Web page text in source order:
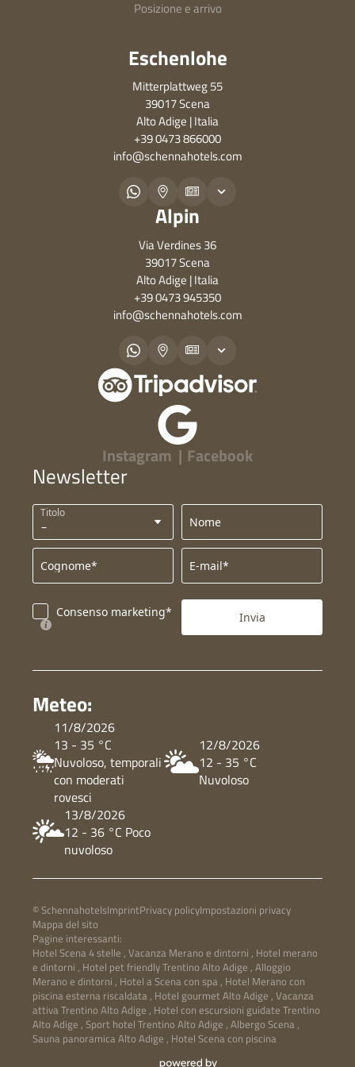
servizio transfer ha un costo di 40,00 € a persona e a
Servizio di transfer aeroportuale di Alto Adige Bus
Alto Adige Bus offre tutto l’anno un servizio di transfer
semplice, veloce ed economico dall’Alto Adige agli
aeroporti di Innsbruck, Monaco, Verona, Bergamo e
Malpensa. Per informazioni e prenotazioni consultare il
Posizione e arrivo
Eschenlohe
Mitterplattweg 55
39017 Scena
Alto Adige | Italia
+39 0473 866000
info@schennahotels.com
Alpin
Via Verdines 36
39017 Scena
Alto Adige | Italia
+39 0473 945350
info@schennahotels.com
Instagram | Facebook
Newsletter
Titolo
Nome
Cognome* E-mail*
Consenso marketing* Invia
Meteo:
11/8/2026
13 - 35 °C
Nuvoloso, temporali
con moderati
rovesci
12/8/2026
12 - 35 °C
Nuvoloso
13/8/2026
12 - 36 °C Poco
nuvoloso
© SchennahotelsImprintPrivacy policyImpostazioni privacy
Mappa del sito
Pagine interessanti:
Hotel Scena 4 stelle , Vacanza Merano e dintorni , Hotel merano
e dintorni , Hotel pet friendly Trentino Alto Adige , Alloggio
Merano e dintorni , Hotel a Scena con spa , Hotel Merano con
piscina esterna riscaldata , Hotel gourmet Alto Adige , Vacanza
attiva Trentino Alto Adige , Hotel con escursioni guidate Trentino
Alto Adige , Sport hotel Trentino Alto Adige , Albergo Scena ,
Sauna panoramica Alto Adige , Hotel Scena con piscina